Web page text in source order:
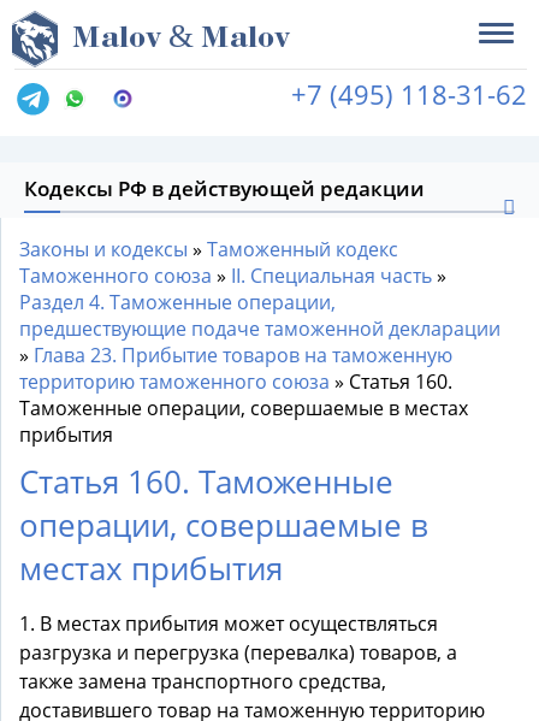
Malov & Malov
+7 (495) 118-31-62
Кодексы РФ в действующей редакции
Законы и кодексы » Таможенный кодекс
Таможенного союза » II. Специальная часть»
Раздел 4. Таможенные операции,
предшествующие подаче таможенной декларации
» Глава 23. Прибытие товаров на таможенную
территорию таможенного союза » Статья 160.
Таможенные операции, совершаемые в местах
прибытия
Статья 160. Таможенные
операции, совершаемые в
местах прибытия
1. В местах прибытия может осуществляться
разгрузка и перегрузка (перевалка) товаров, а
также замена транспортного средства,
доставившего товар на таможенную территорию